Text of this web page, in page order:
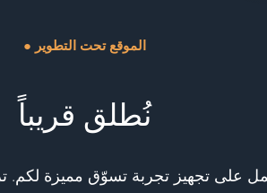
● الموقع تحت التطوير
نُطلق قريباً
على تجهيز تجربة تسوّق مميزة لكم.